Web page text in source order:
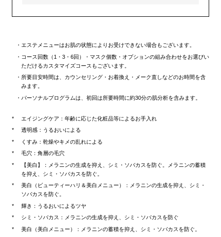
エステメニューはお肌の状態によりお受けできない場合もございます。
コース回数（1・3・6回）・マスク個数・オプションの組み合わせをお選びい
ただけるカスタマイズコースもございます。
所要目安時間は、カウンセリング・お着換え・メーク直しなどのお時間を含
みます。
パーソナルプログラムは、初回は所要時間に約30分の肌分析を含みます。
エイジングケア：年齢に応じた化粧品等によるお手入れ
透明感：うるおいによる
くすみ：乾燥やキメの乱れによる
毛穴：角層の毛穴
【美白】：メラニンの生成を抑え、シミ・ソバカスを防ぐ。メラニンの蓄積
を抑え、シミ・ソバカスを防ぐ。
美白（ビューティーハリ＆美白メニュー）：メラニンの生成を抑え、シミ・
ソバカスを防ぐ。
輝き：うるおいによるツヤ
シミ・ソバカス：メラニンの生成を抑え、シミ・ソバカスを防ぐ
美白（美白メニュー）：メラニンの蓄積を抑え、シミ・ソバカスを防ぐ。